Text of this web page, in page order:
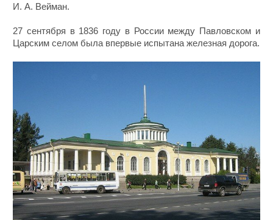
И. А. Вейман.
27 сентября в 1836 году в России между Павловском и
Царским селом была впервые испытана железная дорога.